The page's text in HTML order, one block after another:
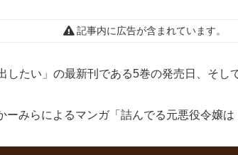
記事内に広告が含まれています。
たい」の最新刊である5巻の発売日、そし
みらによるマンガ「詰んでる元悪役令嬢